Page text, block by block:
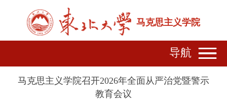
马克思主义学院
导航
马克思主义学院召开2026年全面从严治党暨警示
教育会议